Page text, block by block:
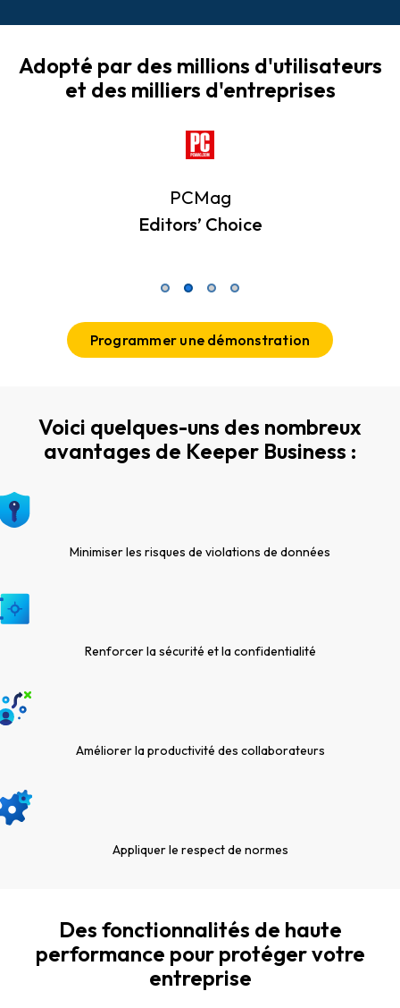
Adopté par des millions d'utilisateurs
et des milliers d'entreprises
PCMag
Editors’ Choice
Programmer une démonstration
Voici quelques-uns des nombreux
avantages de Keeper Business :
Minimiser les risques de violations de données
Renforcer la sécurité et la confidentialité
Améliorer la productivité des collaborateurs
Appliquer le respect de normes
Des fonctionnalités de haute
performance pour protéger votre
entreprise